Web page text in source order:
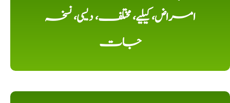
امراض، کیلیے، مختلف، دیسی، نسخہ
جات